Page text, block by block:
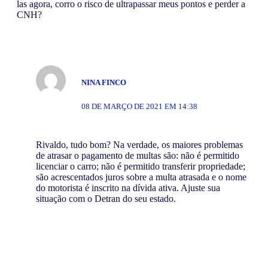
las agora, corro o risco de ultrapassar meus pontos e perder a
CNH?
NINA FINCO
08 DE MARÇO DE 2021 EM 14:38
Rivaldo, tudo bom? Na verdade, os maiores problemas
de atrasar o pagamento de multas são: não é permitido
licenciar o carro; não é permitido transferir propriedade;
são acrescentados juros sobre a multa atrasada e o nome
do motorista é inscrito na dívida ativa. Ajuste sua
situação com o Detran do seu estado.